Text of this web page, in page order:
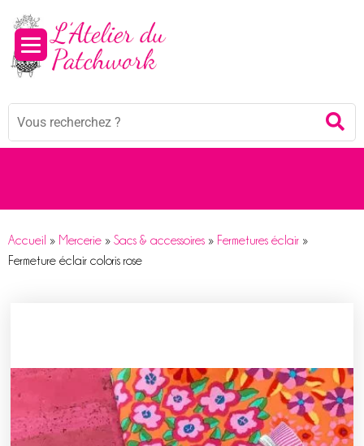
Mots
Accueil » Mercerie » Sacs & accessoires » Fermetures éclair »
Fermeture éclair coloris rose
Panneau de gestion des cookies